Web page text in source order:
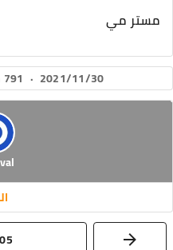
مستر مي
2021/11/30
· 791 مشاهدة